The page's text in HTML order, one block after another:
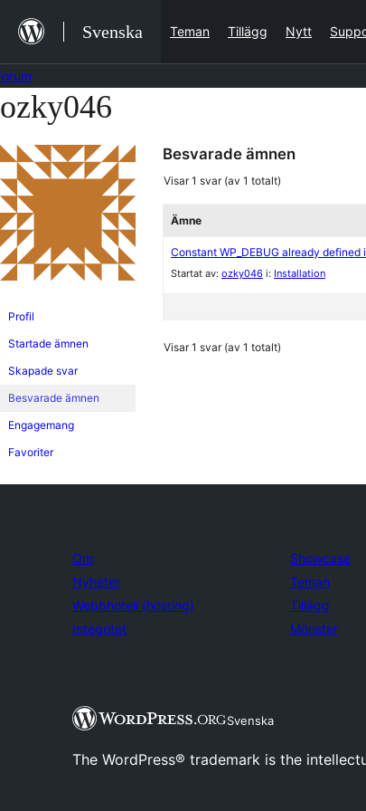
innehåll
Svenska Teman Tillägg Nytt
Hoppa
innehållet
ozky046
Profil
Startade ämnen
Skapade svar
Besvarade ämnen
Engagemang
Favoriter
Besvarade ämnen
Visar 1 svar (av 1 totalt)
Ämne
Constant WP_DEBUG already defined
Startat av: ozky046 i: Installation
Visar 1 svar (av 1 totalt)
Om
Nyheter
Webbhotell (hosting)
Integritet
Showcase
Teman
Tillägg
Mönster
Svenska
The WordPress® trademark is the